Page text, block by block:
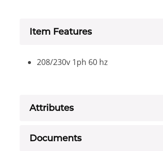
Item Features
208/230v 1ph 60 hz
Attributes
Documents